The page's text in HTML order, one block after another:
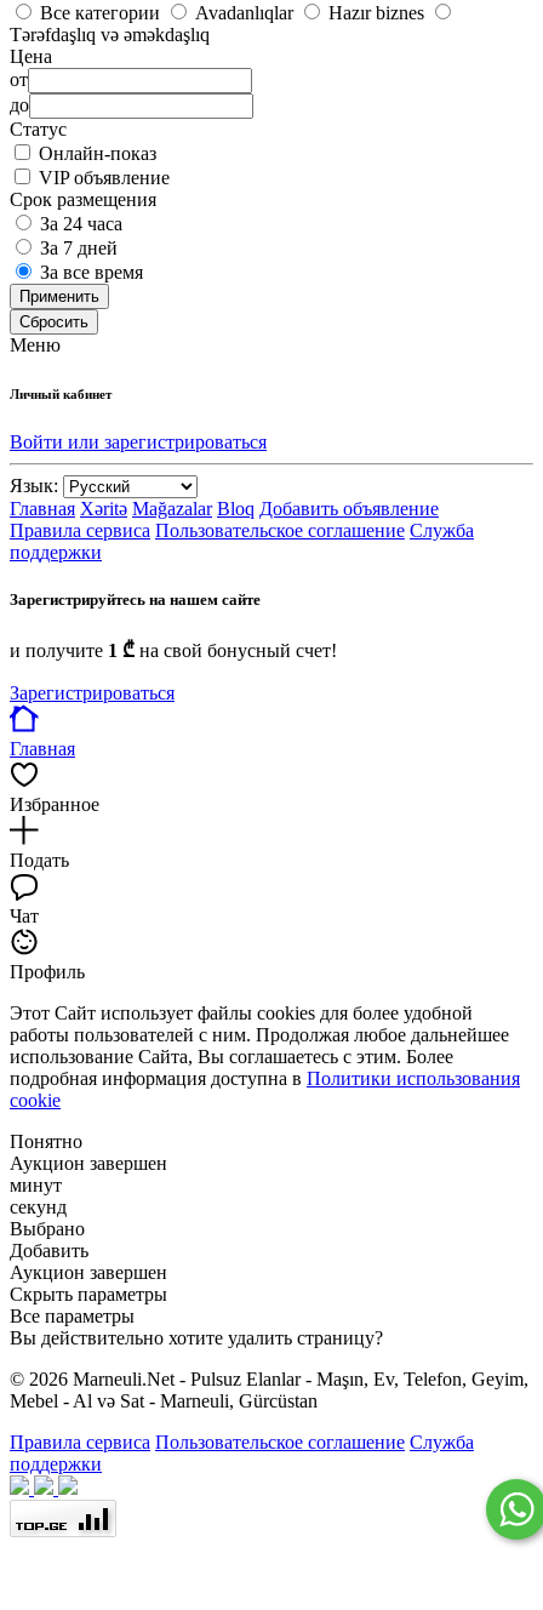
Все категории
Avadanlıqlar
Hazır biznes
Tərəfdaşlıq və əməkdaşlıq
Цена
от
до
Статус
Онлайн-показ
VIP объявление
Срок размещения
За 24 часа
За 7 дней
За все время
Применить
Сбросить
Меню
Личный кабинет
Войти или зарегистрироваться
Язык:
Главная Xəritə Mağazalar Bloq Добавить объявление
Правила сервиса Пользовательское соглашение Служба
поддержки
Зарегистрируйтесь на нашем сайте
и получите 1 ₾ на свой бонусный счет!
Зарегистрироваться
Главная
Избранное
Подать
Чат
Профиль
Этот Сайт использует файлы cookies для более удобной
работы пользователей с ним. Продолжая любое дальнейшее
использование Сайта, Вы соглашаетесь с этим. Более
подробная информация доступна в Политики использования
cookie
Понятно
Аукцион завершен
минут
секунд
Выбрано
Добавить
Аукцион завершен
Скрыть параметры
Все параметры
Вы действительно хотите удалить страницу?
© 2026 Marneuli.Net - Pulsuz Elanlar - Maşın, Ev, Telefon, Geyim,
Mebel - Al və Sat - Marneuli, Gürcüstan
Правила сервиса Пользовательское соглашение Служба
поддержки